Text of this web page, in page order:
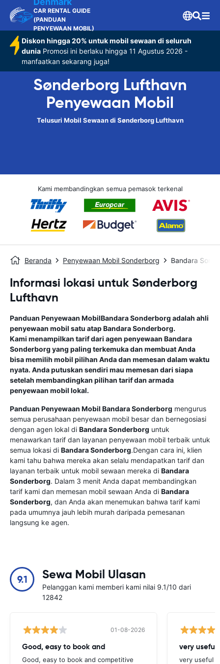
CAR RENTAL GUIDE
(PANDUAN
PENYEWAAN MOBIL)
Diskon hingga 20% untuk mobil sewaan di seluruh
dunia Promosi ini berlaku hingga 11 Agustus 2026 -
manfaatkan sekarang juga!
Sønderborg Lufthavn
Penyewaan Mobil
Telusuri Mobil Sewaan di Sønderborg Lufthavn
Kami membandingkan semua pemasok terkenal
Beranda Penyewaan Mobil Sonderborg Bandara
Informasi lokasi untuk Sønderborg
Lufthavn
Panduan Penyewaan MobilBandara Sonderborg adalah ahli
penyewaan mobil satu atapBandara Sonderborg.
Kami menampilkan tarif dari agen penyewaan Bandara
Sonderborg yang paling terkemuka dan membuat Anda
bisa memilih mobil pilihan Anda dan memesan dalam waktu
nyata. Anda putuskan sendiri mau memesan dari siapa
setelah membandingkan pilihan tarif dan armada
penyewaan mobil lokal.
Panduan Penyewaan Mobil Bandara Sonderborg mengurus
semua perusahaan penyewaan mobil besar dan bernegosiasi
dengan agen lokal di Bandara Sonderborg untuk
menawarkan tarif dan layanan penyewaan mobil terbaik untuk
semua lokasi di Bandara Sonderborg.Dengan cara ini, klien
kami tahu bahwa mereka akan selalu mendapatkan tarif dan
layanan terbaik untuk mobil sewaan mereka di Bandara
Sonderborg. Dalam 3 menit Anda dapat membandingkan
tarif kami dan memesan mobil sewaan Anda di Bandara
Sonderborg, dan Anda akan menemukan bahwa tarif kami
pada umumnya jauh lebih murah daripada pemesanan
langsung ke agen.
9.1 Sewa Mobil Ulasan
Pelanggan kami memberi kami nilai 9.1/10 dari
12842
01-08-2026
Good, easy to book and
Good, easy to book and competitive
very useful
very useful